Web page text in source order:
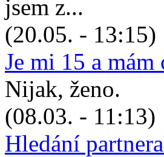
jsem z...
(20.05. - 13:15)
Je mi 15 a
Nijak, ženo.
(08.03. - 11:13)
Hledání